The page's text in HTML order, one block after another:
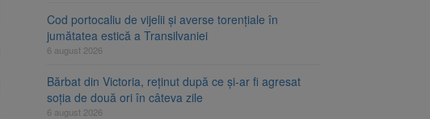
Cod portocaliu de vijelii și averse torențiale în
jumătatea estică a Transilvaniei
6 august 2026
Bărbat din Victoria, reținut după ce și-ar fi agresat
soția de două ori în câteva zile
6 august 2026